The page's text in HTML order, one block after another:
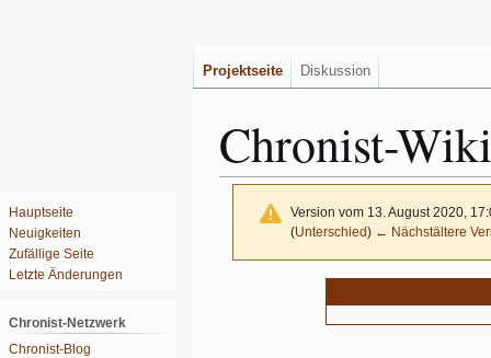
Chronist-Wiki
Version vom 13. August 2020,
(Unterschied) ← Nächstältere
Projektseite Diskussion
Hauptseite
Neuigkeiten
Zufällige Seite
Letzte Änderungen
Chronist-Netzwerk
Chronist-Blog